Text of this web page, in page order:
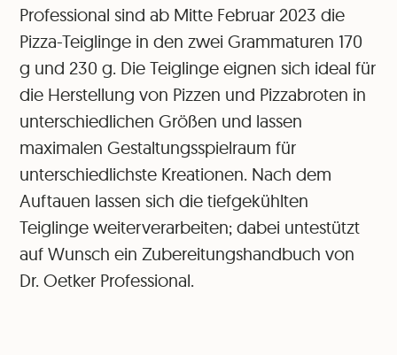
Professional sind ab Mitte Februar 2023 die
Pizza-Teiglinge in den zwei Grammaturen 170
g und 230 g. Die Teiglinge eignen sich ideal für
die Herstellung von Pizzen und Pizzabroten in
unterschiedlichen Größen und lassen
maximalen Gestaltungsspielraum für
unterschiedlichste Kreationen. Nach dem
Auftauen lassen sich die tiefgekühlten
Teiglinge weiterverarbeiten; dabei untestützt
auf Wunsch ein Zubereitungshandbuch von
Dr. Oetker Professional.